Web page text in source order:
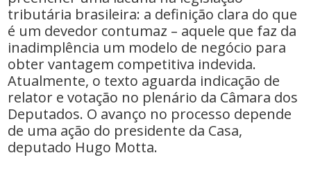
tributária brasileira: a definição clara do que
é um devedor contumaz – aquele que faz da
inadimplência um modelo de negócio para
obter vantagem competitiva indevida.
Atualmente, o texto aguarda indicação de
relator e votação no plenário da Câmara dos
Deputados. O avanço no processo depende
de uma ação do presidente da Casa,
deputado Hugo Motta.